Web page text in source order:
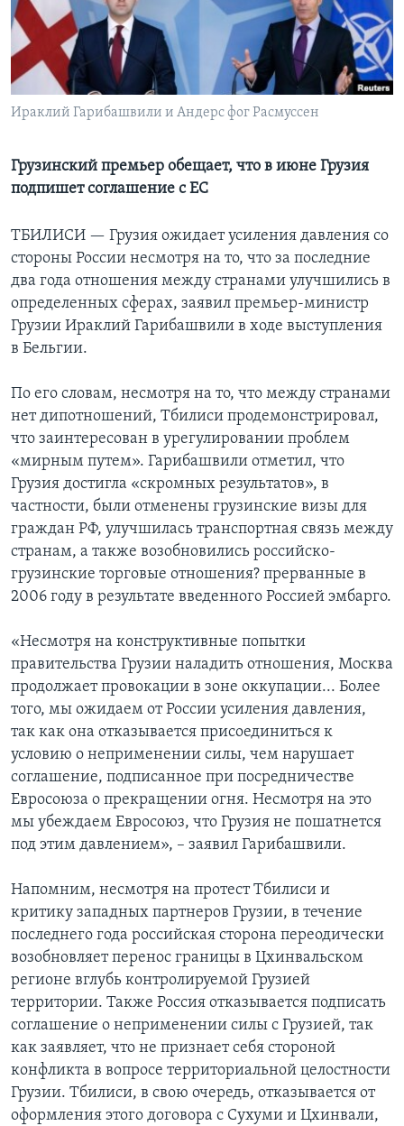
Learning English
СОЦИАЛЬНЫЕ СЕТИ
Языки
Ираклий Гарибашвили и Андерс фог Расмуссен
Грузинский премьер обещает, что в июне Грузия
подпишет соглашение с ЕС
ТБИЛИСИ — Грузия ожидает усиления давления со
стороны России несмотря на то, что за последние
два года отношения между странами улучшились в
определенных сферах, заявил премьер-министр
Грузии Ираклий Гарибашвили в ходе выступления
в Бельгии.
По его словам, несмотря на то, что между странами
нет дипотношений, Тбилиси продемонстрировал,
что заинтересован в урегулировании проблем
«мирным путем». Гарибашвили отметил, что
Грузия достигла «скромных результатов», в
частности, были отменены грузинские визы для
граждан РФ, улучшилась транспортная связь между
странам, а также возобновились российско-
грузинские торговые отношения? прерванные в
2006 году в результате введенного Россией эмбарго.
«Несмотря на конструктивные попытки
правительства Грузии наладить отношения, Москва
продолжает провокации в зоне оккупации... Более
того, мы ожидаем от России усиления давления,
так как она отказывается присоединиться к
условию о неприменении силы, чем нарушает
соглашение, подписанное при посредничестве
Евросоюза о прекращении огня. Несмотря на это
мы убеждаем Евросоюз, что Грузия не пошатнется
под этим давлением», – заявил Гарибашвили.
Напомним, несмотря на протест Тбилиси и
критику западных партнеров Грузии, в течение
последнего года российская сторона переодически
возобновляет перенос границы в Цхинвальском
регионе вглубь контролируемой Грузией
территории. Также Россия отказывается подписать
соглашение о неприменении силы с Грузией, так
как заявляет, что не признает себя стороной
конфликта в вопросе территориальной целостности
Грузии. Тбилиси, в свою очередь, отказывается от
оформления этого договора с Сухуми и Цхинвали,